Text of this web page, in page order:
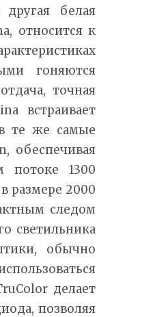
белая
относится к
гоняются
точная
встраивает
те же самые
обеспечивая
потоке 1300
размере 2000
следом
светильника
обычно
делает
позволяя